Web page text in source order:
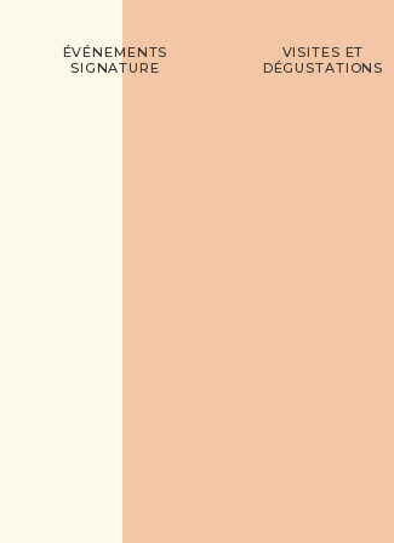
ÉVÉNEMENTS
SIGNATURE
VISITES ET
DÉGUSTATIONS